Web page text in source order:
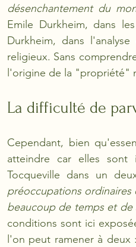
désenchantement du
Emile Durkheim, dans les
Durkheim, dans
religieux. Sans
l'origine de la "propriété"
La difficulté de
Cependant, bien
atteindre car elles sont
Tocqueville dans un
préoccupations
beaucoup de temps et de
conditions sont ici
l'on peut ramener à